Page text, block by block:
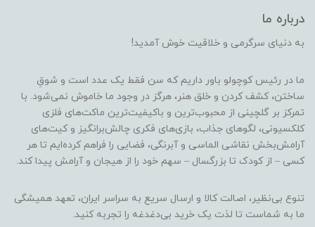
درباره ما
به دنیای سرگرمی و خلاقیت خوش آمدید!
ما در رئیس کوچولو باور داریم که سن فقط یک عدد است و شوقِ
ساختن، کشف کردن و خلق هنر، هرگز در وجود ما خاموش نمی‌شود. با
تمرکز بر گلچینی از محبوب‌ترین و باکیفیت‌ترین ماکت‌های فلزی
کلکسیونی، لگوهای جذاب، بازی‌های فکری چالش‌برانگیز و کیت‌های
آرامش‌بخش نقاشی الماسی و آبرنگی، فضایی را فراهم کرده‌ایم تا هر
کسی – از کودک تا بزرگسال – سهم خود را از هیجان و آرامش پیدا کند.
تنوع بی‌نظیر، اصالت کالا و ارسال سریع به سراسر ایران، تعهد همیشگی
ما به شماست تا لذت یک خرید بی‌دغدغه را تجربه کنید.